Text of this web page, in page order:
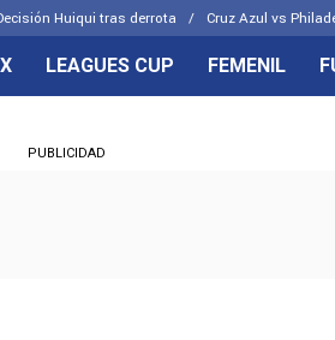
Huiqui tras derrota Cruz Azul vs
LEAGUES CUP FEMENIL
PUBLICIDAD